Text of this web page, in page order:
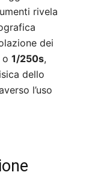
rivela
dei
o 1/250s,
dello
l’uso